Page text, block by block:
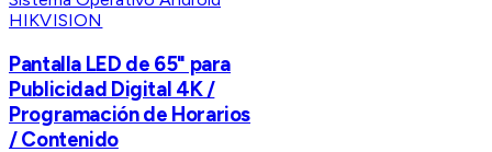
HIKVISION
Pantalla LED de 65" para
Publicidad Digital 4K /
Programación de Horarios
/ Contenido